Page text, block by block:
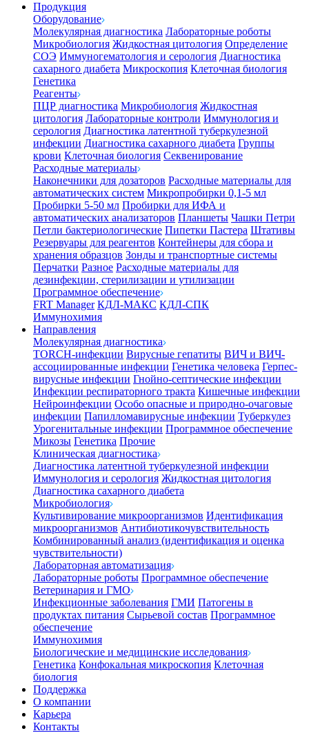
Продукция
Оборудование
Молекулярная диагностика Лабораторные роботы
Микробиология Жидкостная цитология Определение
СОЭ Иммуногематология и серология Диагностика
сахарного диабета Микроскопия Клеточная биология
Генетика
Реагенты
ПЦР диагностика Микробиология Жидкостная
цитология Лабораторные контроли Иммунология и
серология Диагностика латентной туберкулезной
инфекции Диагностика сахарного диабета Группы
крови Клеточная биология Секвенирование
Расходные материалы
Наконечники для дозаторов Расходные материалы для
автоматических систем Микропробирки 0,1-5 мл
Пробирки 5-50 мл Пробирки для ИФА и
автоматических анализаторов Планшеты Чашки Петри
Петли бактериологические Пипетки Пастера Штативы
Резервуары для реагентов Контейнеры для сбора и
хранения образцов Зонды и транспортные системы
Перчатки Разное Расходные материалы для
дезинфекции, стерилизации и утилизации
Программное обеспечение
FRT Manager КДЛ-МАКС КДЛ-СПК
Иммунохимия
Направления
Молекулярная диагностика
TORCH-инфекции Вирусные гепатиты ВИЧ и ВИЧ-
ассоциированные инфекции Генетика человека Герпес-
вирусные инфекции Гнойно-септические инфекции
Инфекции респираторного тракта Кишечные инфекции
Нейроинфекции Особо опасные и природно-очаговые
инфекции Папилломавирусные инфекции Туберкулез
Урогенитальные инфекции Программное обеспечение
Микозы Генетика Прочие
Клиническая диагностика
Диагностика латентной туберкулезной инфекции
Иммунология и серология Жидкостная цитология
Диагностика сахарного диабета
Микробиология
Культивирование микроорганизмов Идентификация
микроорганизмов Антибиотикочувствительность
Комбинированный анализ (идентификация и оценка
чувствительности)
Лабораторная автоматизация
Лабораторные роботы Программное обеспечение
Ветеринария и ГМО
Инфекционные заболевания ГМИ Патогены в
продуктах питания Сырьевой состав Программное
обеспечение
Иммунохимия
Биологические и медицинские исследования
Генетика Конфокальная микроскопия Клеточная
биология
Поддержка
О компании
Карьера
Контакты